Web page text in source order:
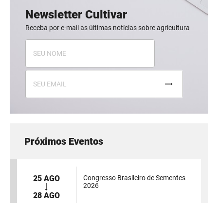
Newsletter Cultivar
Receba por e-mail as últimas notícias sobre agricultura
Próximos Eventos
25 AGO
28 AGO
Congresso Brasileiro de Sementes
2026